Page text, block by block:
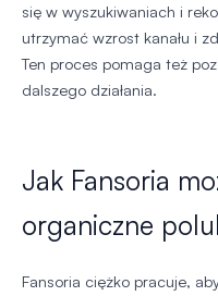
się w wyszukiwaniach i
utrzymać wzrost kanału i
Ten proces pomaga też
dalszego działania.
Jak Fansoria
organiczne
Fansoria ciężko pracuje,